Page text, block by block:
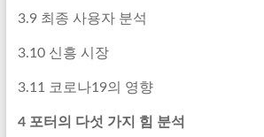
3.9 최종 사용자 분석
3.10 신흥 시장
3.11 코로나19의 영향
4 포터의 다섯 가지 힘 분석